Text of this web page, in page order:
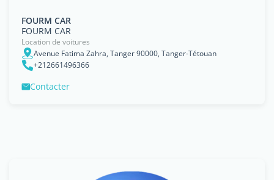
FOURM CAR
FOURM CAR
Location de voitures
Avenue Fatima Zahra, Tanger 90000, Tanger-Tétouan
+212661496366
Contacter